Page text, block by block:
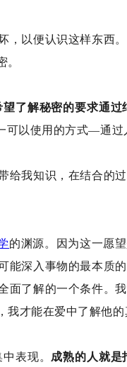
以便认识这样东西
。
了解秘密的要求通过
以使用的方式—通
我知识，在结合的
的渊源。因为这一愿
深入事物的最本质
了解的一个条件。
才能在爱中了解他的
表现。 成熟的人就是